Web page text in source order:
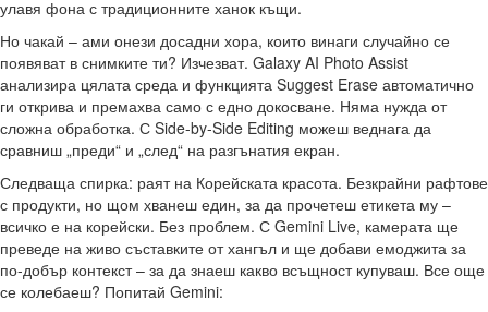
улавя фона с традиционните ханок къщи.
Но чакай – ами онези досадни хора, които винаги случайно се
появяват в снимките ти? Изчезват. Galaxy AI Photo Assist
анализира цялата среда и функцията Suggest Erase автоматично
ги открива и премахва само с едно докосване. Няма нужда от
сложна обработка. С Side-by-Side Editing можеш веднага да
сравниш „преди“ и „след“ на разгънатия екран.
Следваща спирка: раят на Корейската красота. Безкрайни рафтове
с продукти, но щом хванеш един, за да прочетеш етикета му –
всичко е на корейски. Без проблем. С Gemini Live, камерата ще
преведе на живо съставките от хангъл и ще добави емоджита за
по-добър контекст – за да знаеш какво всъщност купуваш. Все още
се колебаеш? Попитай Gemini: